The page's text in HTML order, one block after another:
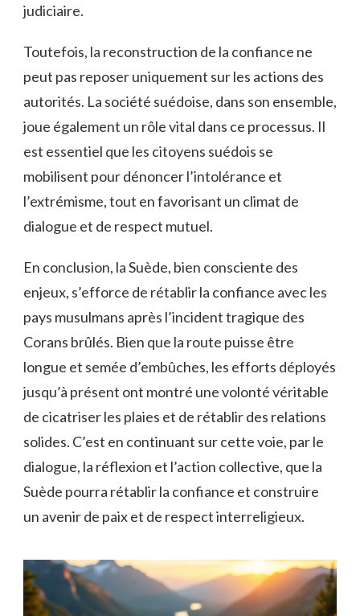
⁤judiciaire.
Toutefois, la reconstruction de la confiance ne⁢
peut pas reposer ⁤uniquement sur les ⁤actions des‌
autorités. ‍La société suédoise, dans son ensemble,
joue également ‍un⁣ rôle vital dans ⁢ce processus. Il
est essentiel ⁣que les citoyens suédois se
mobilisent pour‌ dénoncer l’intolérance et
l’extrémisme, ⁣tout ‌en favorisant un⁣ climat de
⁤dialogue‌ et⁢ de respect mutuel.
En ‌conclusion,‍ la Suède, bien consciente​ des
enjeux, s’efforce de rétablir la confiance avec‍ les
pays ​musulmans après l’incident tragique des
Corans brûlés. Bien⁣ que ‌la route puisse être
longue et semée d’embûches, les ⁢efforts ⁣déployés
jusqu’à‍ présent ont montré une volonté véritable
de cicatriser les⁣ plaies et de‍ rétablir des relations
⁤solides. C’est ​en continuant sur cette‍ voie, par‌ le
dialogue, la réflexion et‍ l’action‌ collective, que la
Suède⁢ pourra ⁤rétablir la ⁤confiance et‌ construire
un avenir de paix et de ⁢respect‌ interreligieux.